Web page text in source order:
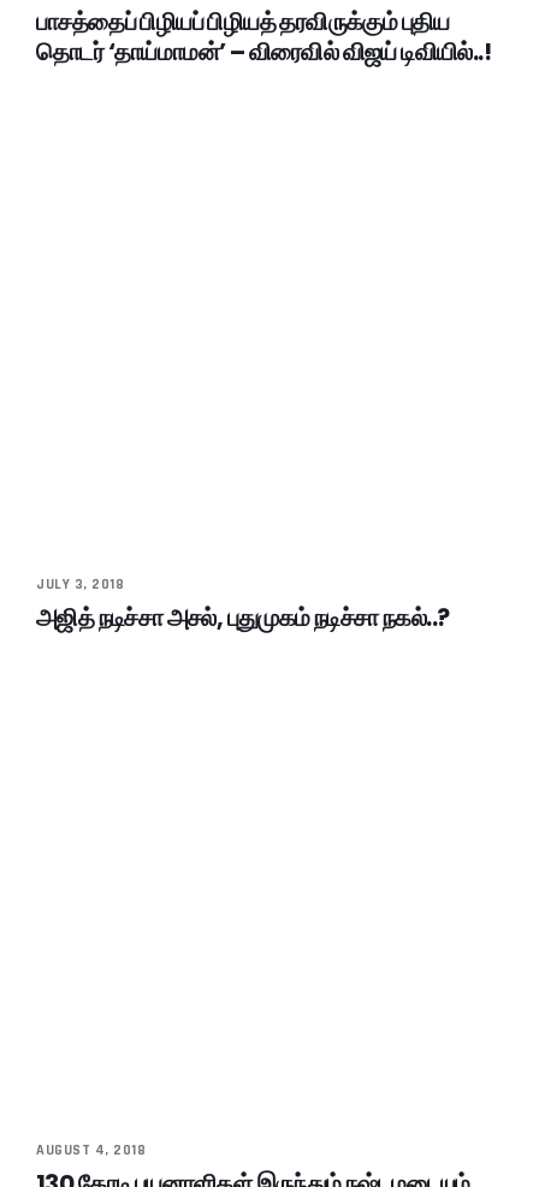
பாசத்தைப் பிழியப் பிழியத் தரவிருக்கும் புதிய
தொடர் ‘தாய்மாமன்’ – விரைவில் விஜய் டிவியில்..!
JULY 3, 2018
அஜித் நடிச்சா அசல், புதுமுகம் நடிச்சா நகல்..?
AUGUST 4, 2018